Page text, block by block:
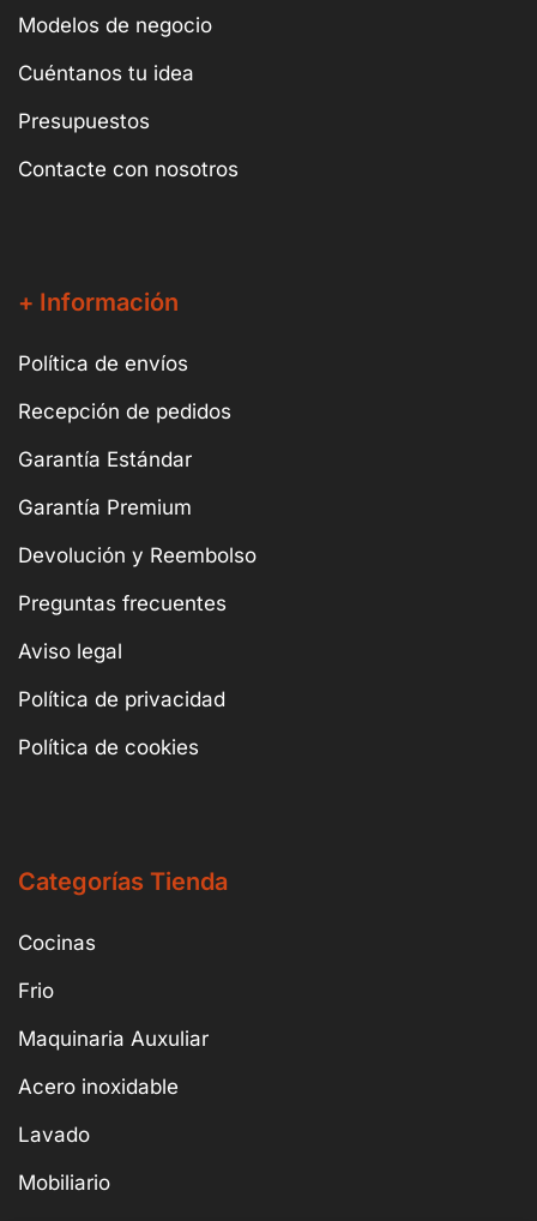
Modelos de negocio
Cuéntanos tu idea
Presupuestos
Contacte con nosotros
+ Información
Política de envíos
Recepción de pedidos
Garantía Estándar
Garantía Premium
Devolución y Reembolso
Preguntas frecuentes
Aviso legal
Política de privacidad
Política de cookies
Categorías Tienda
Cocinas
Frio
Maquinaria Auxuliar
Acero inoxidable
Lavado
Mobiliario